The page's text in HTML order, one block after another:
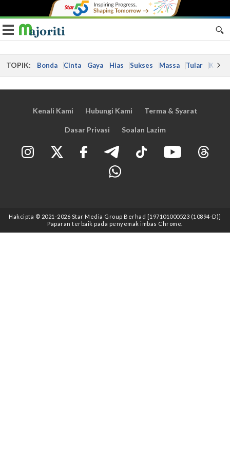
Toggle navigation
TOPIK: Bonda Cinta Gaya Hias Sukses Massa Tular Kes
Kenali Kami Hubungi Kami Terma & Syarat
Dasar Privasi Soalan Lazim
Hakcipta © 2021 -2026 Star Media Group Berhad [197101000523 (10894-D)]
Paparan terbaik pada penyemak imbas Chrome.